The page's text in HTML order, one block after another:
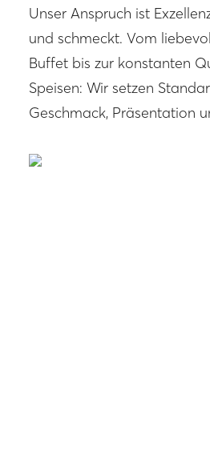
Unser Anspruch ist
und schmeckt. Vom
Buffet bis zur konstanten
Speisen: Wir setzen
Geschmack, Präsentation